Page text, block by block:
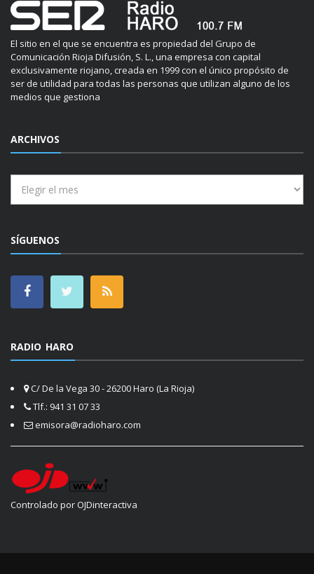
El sitio en el que se encuentra es propiedad del Grupo de
Comunicación Rioja Difusión, S. L., una empresa con capital
exclusivamente riojano, creada en 1999 con el único propósito de
ser de utilidad para todas las personas que utilizan alguno de los
medios que gestiona
ARCHIVOS
SÍGUENOS
RADIO HARO
C/ De la Vega 30 - 26200 Haro (La Rioja)
Tlf.: 941 31 07 33
emisora@radioharo.com
Controlado por OJDinteractiva